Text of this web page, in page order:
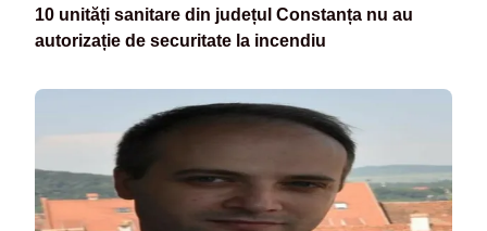
10 unități sanitare din județul Constanța nu au
autorizație de securitate la incendiu